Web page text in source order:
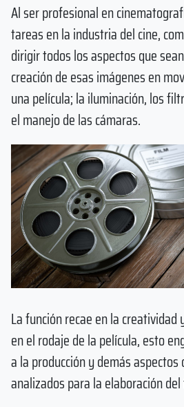
Al ser profesional en
tareas en la industria del cine,
dirigir todos los aspectos que
creación de esas imágenes en
una película; la iluminación, los
el manejo de las cámaras.
La función recae en la creatividad
en el rodaje de la película, esto
a la producción y demás
analizados para la elaboración